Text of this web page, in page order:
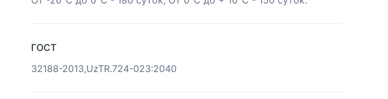
ГОСТ
32188-2013,UzTR.724-023:2040